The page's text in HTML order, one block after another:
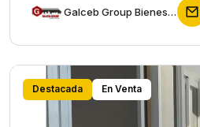
Galceb Group Bienes Raices
Destacada En Venta